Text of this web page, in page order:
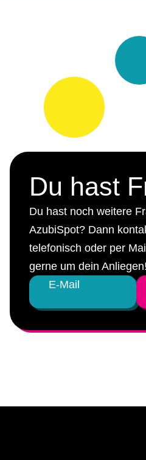
Du hast
Du hast noch weitere
AzubiSpot? Dann
telefonisch oder per
gerne um dein Anliegen!
E-Mail